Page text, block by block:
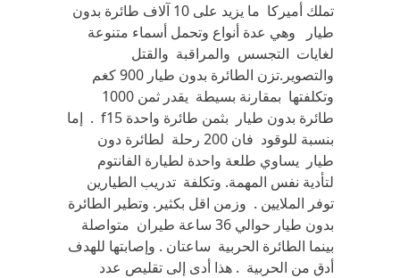
تملك أميركا ما يزيد على 10 آلاف طائرة بدون
طيار وهي عدة أنواع وتحمل أسماء متنوعة
لغايات التجسس والمراقبة والقتل
والتصوير.تزن الطائرة بدون طيار 900 كغم
وتكلفتها بمقارنة بسيطة يقدر ثمن 1000
طائرة بدون طيار بثمن طائرة واحدة f15 . إما
بنسبة للوقود فان 200 رحلة لطائرة دون
طيار يساوي طلعة واحدة لطيارة الفانتوم
لتأدية نفس المهمة. وتكلفة تدريب الطيارين
توفر الملايين . وزمن اقل بكثير. وتطير الطائرة
بدون طيار حوالي 36 ساعة طيران متواصلة
بينما الطائرة الحربية ساعتان . وإصابتها للهدف
أدق من الحربية . هذا أدى إلى تقليص عدد